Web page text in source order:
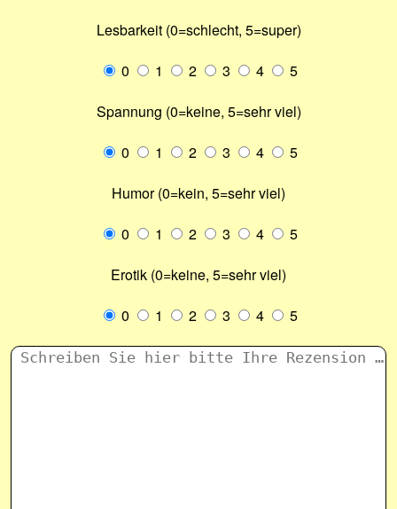
Lesbarkeit (0=schlecht, 5=super)
0
1 2 3 4
5
Spannung (0=keine, 5=sehr viel)
0
1 2 3 4
5
Humor (0=kein, 5=sehr viel)
0
1 2 3 4
5
Erotik (0=keine, 5=sehr viel)
0
1 2 3 4 5